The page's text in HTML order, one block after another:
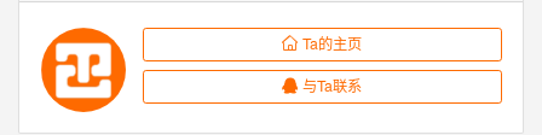
Ta的主页
与Ta联系